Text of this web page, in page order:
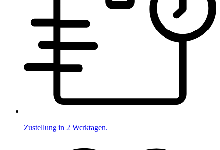
Zustellung in 2 Werktagen.